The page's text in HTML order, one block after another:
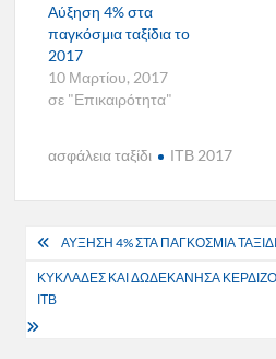
Αύξηση 4% στα
παγκόσμια ταξίδια το
2017
10 Μαρτίου, 2017
σε "Επικαιρότητα"
ασφάλεια ταξίδι ΙΤΒ 2017
Πλοήγηση
άρθρων
ΑΥΞΗΣΗ 4% ΣΤΑ ΠΑΓΚΟΣΜΙΑ
ΚΥΚΛΑΔΕΣ ΚΑΙ ΔΩΔΕΚΑΝΗΣΑ
ΙΤΒ